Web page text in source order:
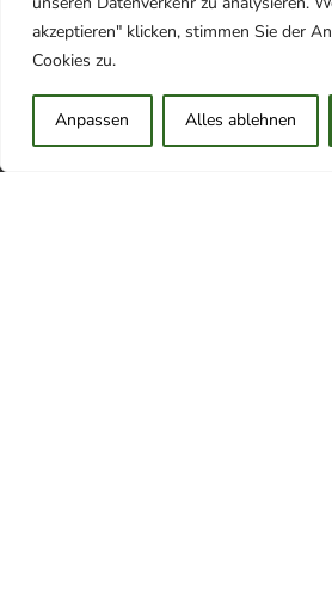
akzeptieren" klicken, stimmen Sie der
Cookies zu.
Anpassen Alles ablehnen
Taivalkosken